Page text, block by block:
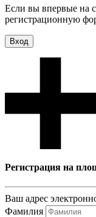
Если вы впервые на
регистрационную
Вход
Регистрация на
Ваш адрес
Фамилия